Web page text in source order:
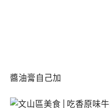
醬油膏自己加